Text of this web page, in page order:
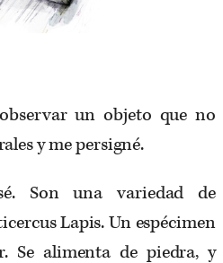
un objeto que no
y me persigné.
Son una variedad de
Lapis. Un espécimen
Se alimenta de piedra, y